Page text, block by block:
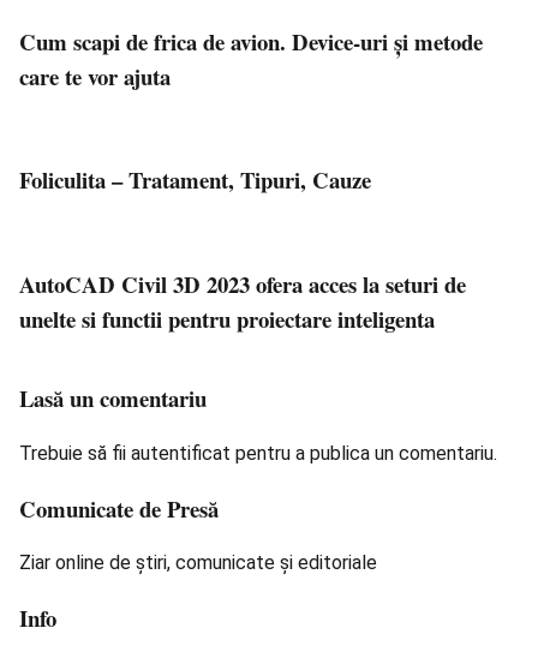
Cum scapi de frica de avion. Device-uri și metode
care te vor ajuta
Foliculita – Tratament, Tipuri, Cauze
AutoCAD Civil 3D 2023 ofera acces la seturi de
unelte si functii pentru proiectare inteligenta
Lasă un comentariu
Trebuie să fii autentificat pentru a publica un comentariu.
Comunicate de Presă
Ziar online de știri, comunicate și editoriale
Info